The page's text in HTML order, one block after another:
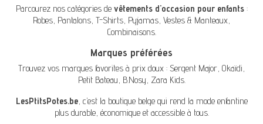
Parcourez nos catégories de vêtements d'occasion pour enfants:
Robes, Pantalons, T-Shirts, Pyjamas, Vestes & Manteaux,
Combinaisons.
Marques préférées
Trouvez vos marques favorites à prix doux : Sergent Major, Okaïdi,
Petit Bateau, B.Nosy, Zara Kids.
LesPtitsPotes.be, c’est la boutique belge qui rend la mode enfantine
plus durable, économique et accessible à tous.